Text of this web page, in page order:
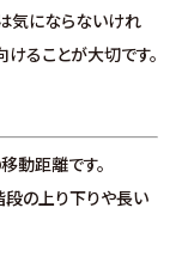
気にならないけれ
ることが大切です。
動距離です。
段の上り下りや長い